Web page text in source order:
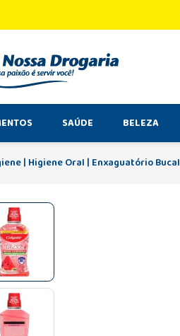
SAÚDE BELEZA
Higiene Oral Enxaguatório Bucal